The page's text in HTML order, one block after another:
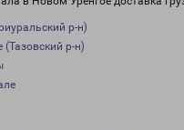
р-н)
(Тазовский р-н)